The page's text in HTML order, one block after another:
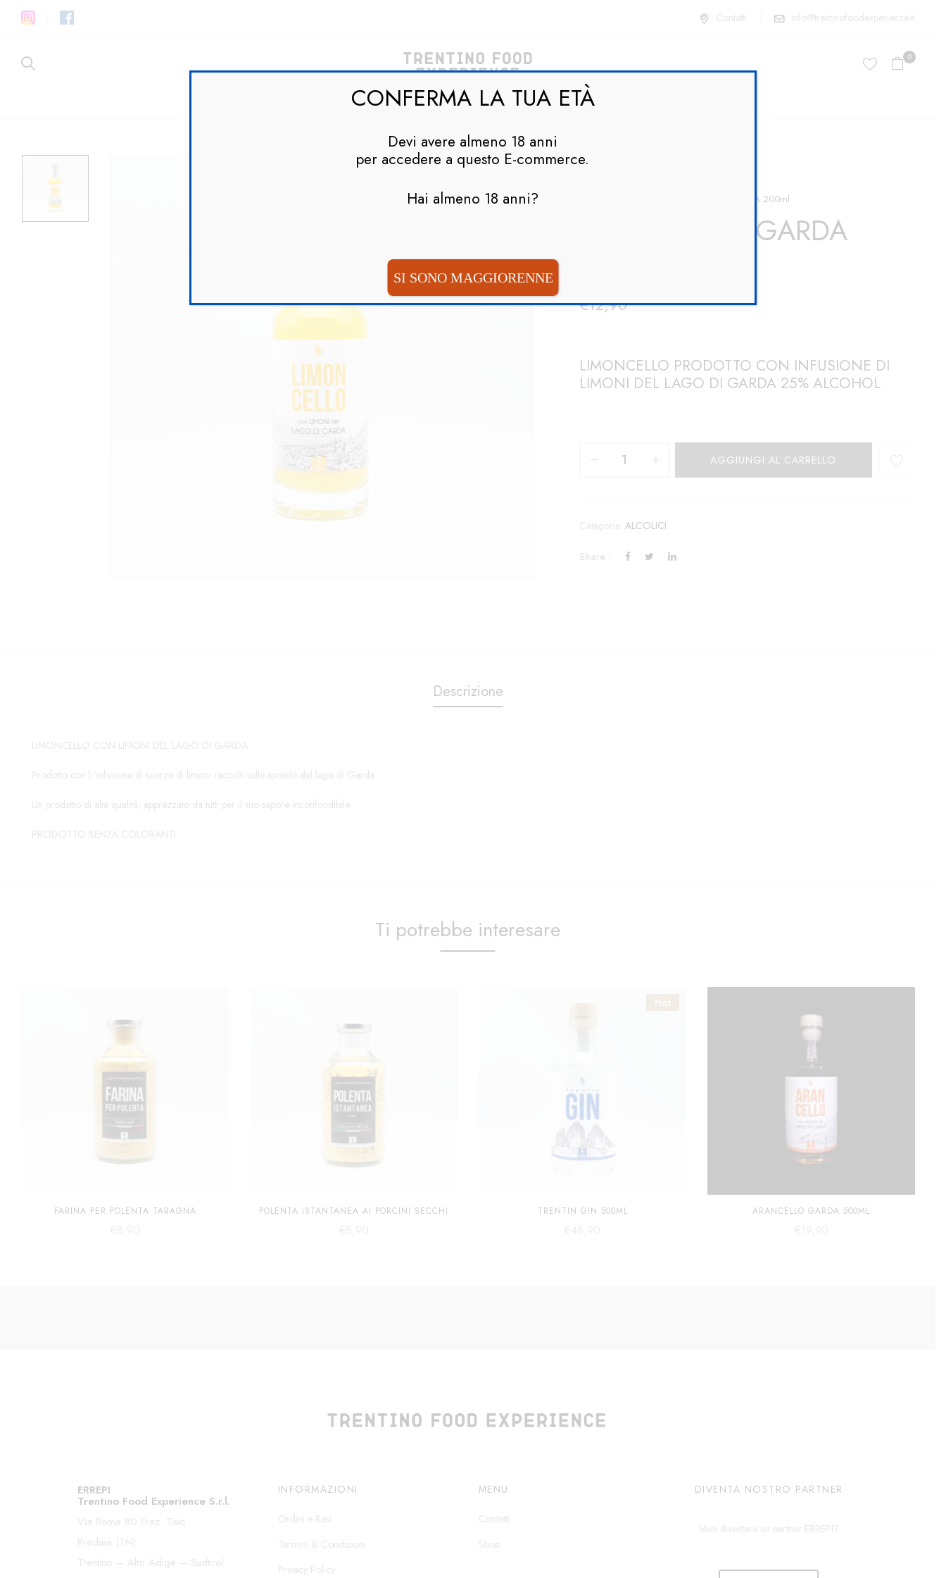
Contatti info@trentinofoodexperience.it
0
HOME PARTNER SHOP CONTATTI
LIMONCELLO GARDA 200ml
LIMONCELLO GARDA
€12,90
LIMONCELLO PRODOTTO CON INFUSIONE DI
LIMONI DEL LAGO DI GARDA 25% ALCOHOL
AGGIUNGI AL CARRELLO
Categoria: ALCOLICI
Share :
Descrizione
LIMONCELLO CON LIMONI DEL LAGO DI GARDA
Prodotto con l ‘infusione di scorze di limoni raccolti sulle sponde del lago di Garda
Un prodotto di alta qualità, apprezzato da tutti per il suo sapore inconfondibile.
PRODOTTO SENZA COLORANTI
Ti potrebbe interesare
FARINA PER POLENTA TARAGNA POLENTA ISTANTANEA AI PORCINI SECCHI
Hot
TRENTIN GIN 500ML ARANCELLO GARDA 500ML
ERREPI
Trentino Food Experience S.r.l.
Via Roma 80 Fraz. Taio
Predaia (TN)
Trentino – Alto Adige – Südtirol
INFORMAZIONI
Ordini e Resi
Termini & Condizioni
Privacy Policy
MENU
Contatti
Shop
DIVENTA NOSTRO PARTNER
Vuoi diventare un partner ERREPI?
CONFERMA LA TUA ETÀ
Devi avere almeno 18 anni
per accedere a questo E-commerce.
Hai almeno 18 anni?
SI SONO MAGGIORENNE